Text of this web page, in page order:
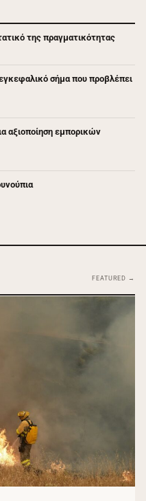
της πραγματικότητας
σήμα που προβλέπει
αξιοποίηση εμπορικών
FEATURED →